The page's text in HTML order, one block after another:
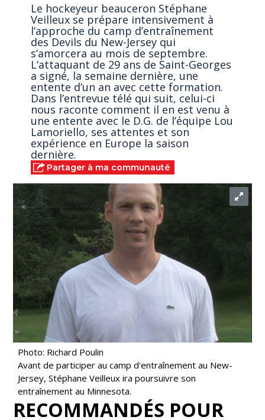
Le hockeyeur beauceron Stéphane
Veilleux se prépare intensivement à
l’approche du camp d’entraînement
des Devils du New-Jersey qui
s’amorcera au mois de septembre.
L’attaquant de 29 ans de Saint-Georges
a signé, la semaine dernière, une
entente d’un an avec cette formation.
Dans l’entrevue télé qui suit, celui-ci
nous raconte comment il en est venu à
une entente avec le D.G. de l’équipe Lou
Lamoriello, ses attentes et son
expérience en Europe la saison
dernière.
Partager à ma communauté
Photo: Richard Poulin
Avant de participer au camp d'entraînement au New-
Jersey, Stéphane Veilleux ira poursuivre son
entraînement au Minnesota.
RECOMMANDÉS POUR